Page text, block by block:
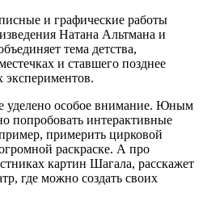
и графические работы
Натана Альтмана и
тема детства,
и ставшего позднее
экспериментов.
уделено особое внимание. Юным
попробовать интерактивные
примерить цирковой
раскраске. А про
картин Шагала, расскажет
где можно создать своих